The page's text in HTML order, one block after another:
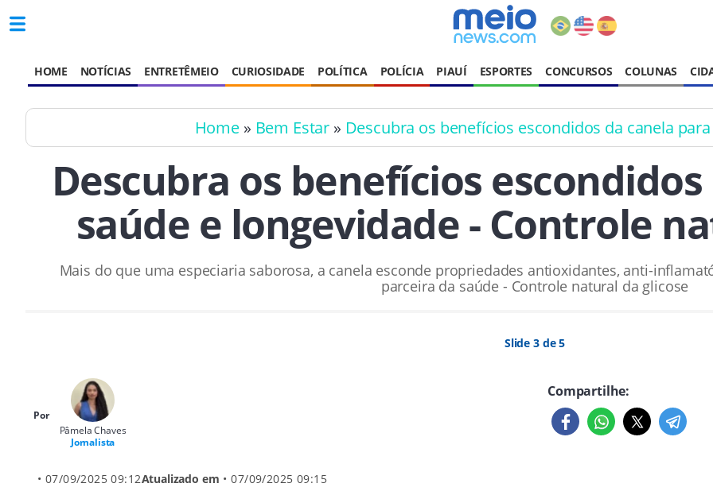
HOME NOTÍCIAS ENTRETÊMEIO CURIOSIDADE POLÍTICA POLÍCIA PIAUÍ ESPORTES CONCURSOS COLUNAS
Home» Bem Estar » Descubra os benefícios escondidos da canela
Descubra os benefícios
saúde e longevidade - Controle
Mais do que uma especiaria saborosa, a canela esconde propriedades antioxidantes, anti-
parceira da saúde - Controle natural da glicose
Slide 3 de 5
Por
Pâmela Chaves
Jornalista
• 07/09/2025 09:12Atualizado em • 07/09/2025 09:15
Compartilhe: